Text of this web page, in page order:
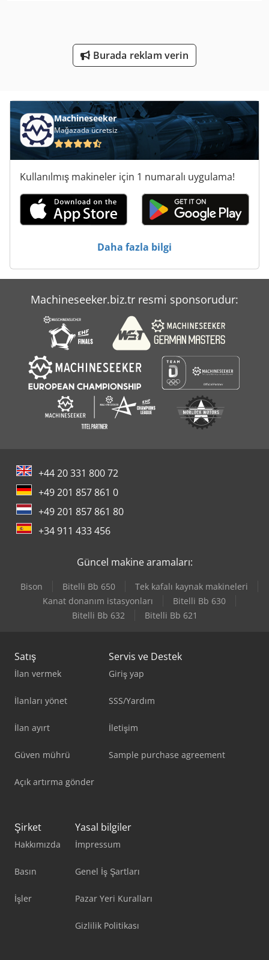
Köşe Araçları
Tak 18
Ticari Demir
Ticari Et Kıyma Makinesi
Tnl 12
Burada reklam verin
Machineseeker
Mağazada ücretsiz
Kullanılmış makineler için 1 numaralı uygulama!
Daha fazla bilgi
Machineseeker.biz.tr resmi sponsorudur:
+44 20 331 800 72
+49 201 857 861 0
+49 201 857 861 80
+34 911 433 456
Güncel makine aramaları:
Bison Bitelli Bb 650
Tek kafalı kaynak makineleri
Kanat donanım istasyonları
Bitelli Bb 630
Bitelli Bb 632
Bitelli Bb 621
Satış
İlan vermek
İlanları yönet
İlan ayırt
Güven mührü
Açık artırma gönder
Servis ve Destek
Giriş yap
SSS/Yardım
İletişim
Sample purchase agreement
Şirket
Hakkımızda
Basın
İşler
Yasal bilgiler
İmpressum
Genel İş Şartları
Pazar Yeri Kuralları
Gizlilik Politikası